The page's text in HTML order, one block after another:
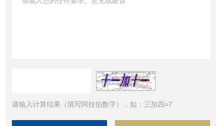
请输入计算结果（填写阿拉伯数字），如：三加四=7